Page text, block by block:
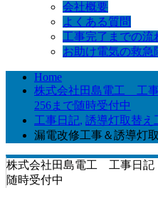
会社概要
よくある質問
工事完了までの流
お助け電気の救急
Home
株式会社田島電工 工
256まで随時受付中
工事日記, 誘導灯取替え
漏電改修工事＆誘導灯
株式会社田島電工 工事日記
随時受付中